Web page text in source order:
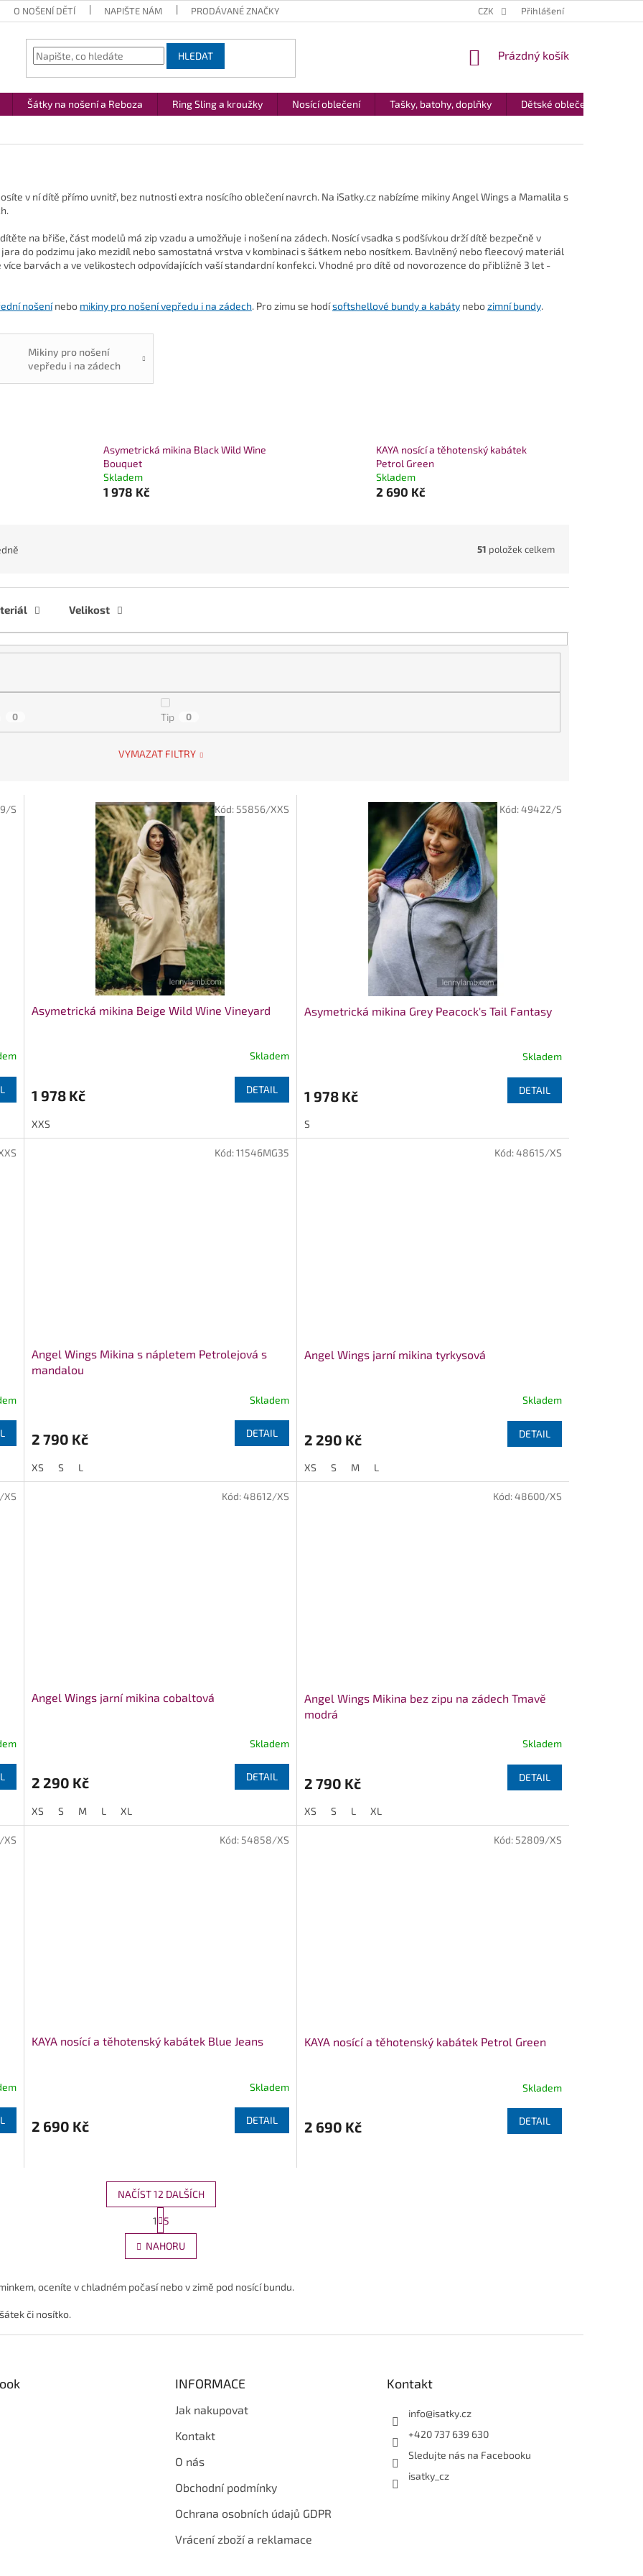
O NOŠENÍ DĚTÍ NAPIŠTE NÁM PRODÁVANÉ ZNAČKY CZK Přihlášení
HLEDAT
NÁKUPNÍ
Prázdný košík
Šátky na nošení a Reboza Ring Sling a kroužky Nosící oblečení Tašky, batohy, doplňky Dětské oblečení
v ní dítě přímo uvnitř, bez nutnosti extra nosícího oblečení navrch. Na iSatky.cz nabízíme mikiny Angel Wings a Mamalila s
na břiše, část modelů má zip vzadu a umožňuje i nošení na zádech. Nosící vsadka s podšívkou drží dítě bezpečně v
do podzimu jako mezidíl nebo samostatná vrstva v kombinaci s šátkem nebo nosítkem. Bavlněný nebo fleecový materiál
barvách a ve velikostech odpovídajících vaší standardní konfekci. Vhodné pro dítě od novorozence do přibližně 3 let -
nošenínebo mikiny pro nošení vepředu i na zádech. Pro zimu se hodísoftshellové bundy a kabáty nebozimní bundy.
Mikiny pro nošení
vepředu i na zádech
Asymetrická mikina Black Wild Wine
Bouquet
Skladem
1 978 Kč
KAYA nosící a těhotenský kabátek
Petrol Green
Skladem
2 690 Kč
51 položek celkem
Velikost
0 Tip 0
VYMAZAT FILTRY
S
Asymetrická mikina Beige Wild Wine Vineyard
Skladem
1 978 Kč DETAIL
XXS
Kód: 55856/XXS
Asymetrická mikina Grey Peacock's Tail Fantasy
Skladem
1 978 Kč DETAIL
S
Kód:49422/S
Angel Wings Mikina s nápletem Petrolejová s
mandalou
Skladem
2 790 Kč DETAIL
XS S L
Kód:11546MG35
Angel Wings jarní mikina tyrkysová
je
z
5
Skladem
2 290 Kč DETAIL
XS S M L
Kód:48615/XS
XS
Angel Wings jarní mikina cobaltová
Skladem
2 290 Kč DETAIL
XS S M L XL
Kód:48612/XS
Angel Wings Mikina bez zipu na zádech Tmavě
modrá
Skladem
2 790 Kč DETAIL
XS S L XL
Kód:48600/XS
XS
KAYA nosící a těhotenský kabátek Blue Jeans
Skladem
2 690 Kč DETAIL
Kód: 54858/XS
KAYA nosící a těhotenský kabátek Petrol Green
Skladem
2 690 Kč DETAIL
Kód: 52809/XS
O
v
l
a
p
NAČÍST 12 DALŠÍCH
t
r
á
n
o
í
1 5
NAHORU
oceníte v chladném počasí nebo v zimě pod nosící bundu.
či nosítko.
INFORMACE
Jak nakupovat
Kontakt
O nás
Obchodní podmínky
Ochrana osobních údajů GDPR
Vrácení zboží a reklamace
Kontakt
info@isatky.cz
+420 737 639 630
Sledujte nás na Facebooku
isatky_cz